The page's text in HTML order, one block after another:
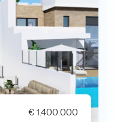
€ 1.400.000